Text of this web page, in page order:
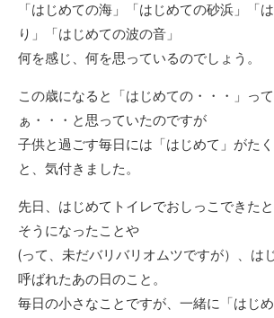
「はじめての海」「はじめての砂浜」「
り」「はじめての波の音」
何を感じ、何を思っているのでしょう。
この歳になると「はじめての・・・」っ
ぁ・・・と思っていたのですが
子供と過ごす毎日には「はじめて」がた
と、気付きました。
先日、はじめてトイレでおしっこできた
そうになったことや
(って、未だバリバリオムツですが）、は
呼ばれたあの日のこと。
毎日の小さなことですが、一緒に「はじ